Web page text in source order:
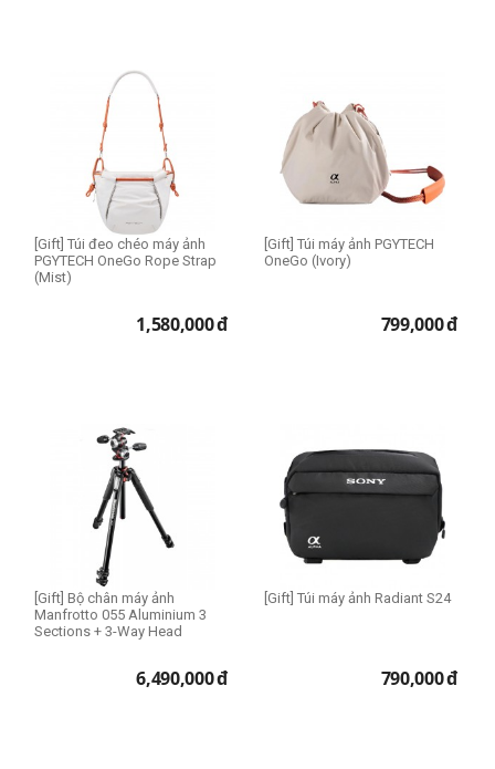
[Gift] Túi đeo chéo máy ảnh
PGYTECH OneGo Rope Strap
(Mist)
1,580,000đ
[Gift] Túi máy ảnh PGYTECH
OneGo (Ivory)
799,000đ
[Gift] Bộ chân máy ảnh
Manfrotto 055 Aluminium 3
Sections + 3-Way Head
6,490,000đ
[Gift] Túi máy ảnh Radiant S24
790,000đ